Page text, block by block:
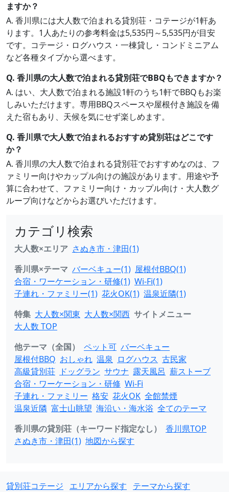
ますか？
A. 香川県には大人数で泊まれる貸別荘・コテージが1軒あ
ります。1人あたりの参考料金は5,535円～5,535円が目安
です。コテージ・ログハウス・一棟貸し・コンドミニアム
など各種タイプから選べます。
Q. 香川県の大人数で泊まれる貸別荘でBBQもできますか？
A. はい、大人数で泊まれる施設1軒のうち1軒でBBQもお楽
しみいただけます。専用BBQスペースや屋根付き施設を備
えた宿もあり、天候を気にせず楽しめます。
Q. 香川県で大人数で泊まれるおすすめ貸別荘はどこです
か？
A. 香川県の大人数で泊まれる貸別荘でおすすめなのは、フ
ァミリー向けやカップル向けの施設があります。用途や予
算に合わせて、ファミリー向け・カップル向け・大人数グ
ループ向けなどからお選びいただけます。
カテゴリ検索
大人数×エリア さぬき市・津田(1)
香川県×テーマ バーベキュー(1) 屋根付BBQ(1)
合宿・ワーケーション・研修(1) Wi-Fi(1)
子連れ・ファミリー(1) 花火OK(1) 温泉近隣(1)
特集 大人数×関東 大人数×関西 サイトメニュー
大人数 TOP
他テーマ（全国）
ペット可 バーベキュー
屋根付BBQ おしゃれ 温泉 ログハウス 古民家
高級貸別荘 ドッグラン サウナ 露天風呂 薪ストーブ
合宿・ワーケーション・研修 Wi-Fi
子連れ・ファミリー 格安 花火OK 全館禁煙
温泉近隣 富士山眺望 海沿い・海水浴 全てのテーマ
香川県の貸別荘（キーワード指定なし）
香川県TOP
さぬき市・津田(1) 地図から探す
貸別荘コテージ エリアから探す
テーマから探す